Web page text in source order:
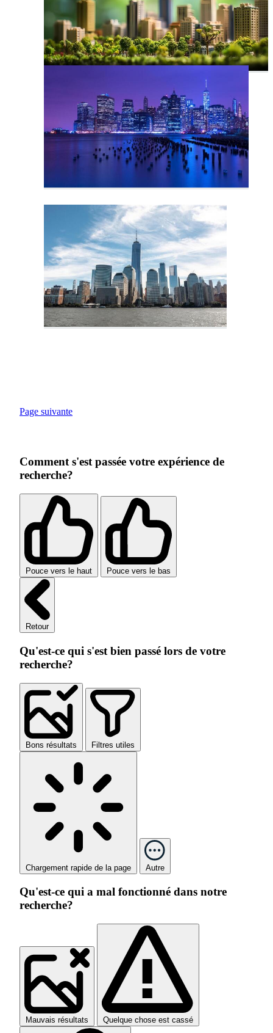
Page suivante
Comment s'est passée votre expérience de
recherche?
Pouce vers le haut Pouce vers le bas
Retour
Qu'est-ce qui s'est bien passé lors de votre
recherche?
Bons résultats Filtres utiles
Chargement rapide de la page Autre
Qu'est-ce qui a mal fonctionné dans notre
recherche?
Mauvais résultats Quelque chose est cassé